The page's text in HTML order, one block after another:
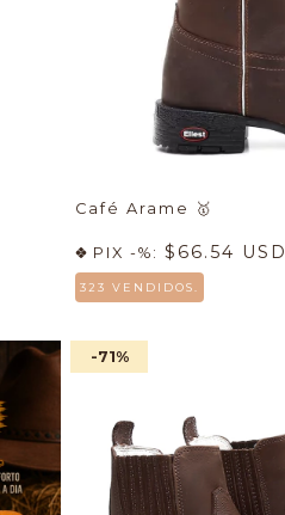
Café Arame 🥇
PIX -%:$66.54 USD
323 VENDIDOS.
-71%